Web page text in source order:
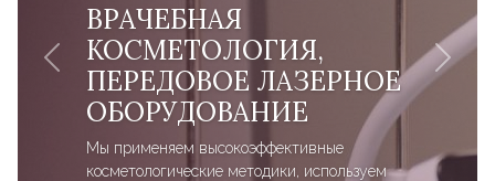
ВРАЧЕБНАЯ
КОСМЕТОЛОГИЯ,
ПЕРЕДОВОЕ ЛАЗЕРНОЕ
ОБОРУДОВАНИЕ
Мы применяем высокоэффективные
косметологические методики, используем
Previous Next